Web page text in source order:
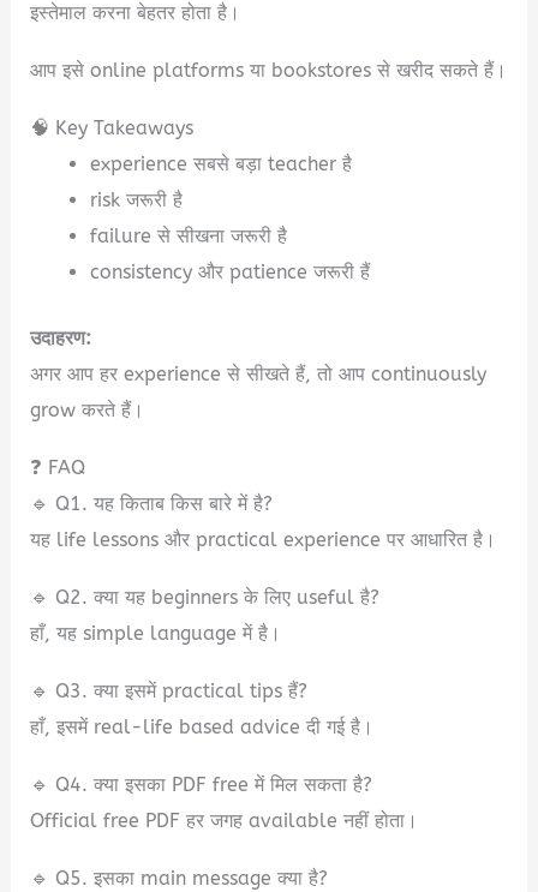
इस्तेमाल करना बेहतर होता है।
आप इसे online platforms या bookstores से खरीद सकते हैं।
🧠 Key Takeaways
experience सबसे बड़ा teacher है
risk जरूरी है
failure से सीखना जरूरी है
consistency और patience जरूरी हैं
उदाहरण:
अगर आप हर experience से सीखते हैं, तो आप continuously
grow करते हैं।
❓ FAQ
🔹 Q1. यह किताब किस बारे में है?
यह life lessons और practical experience पर आधारित है।
🔹 Q2. क्या यह beginners के लिए useful है?
हाँ, यह simple language में है।
🔹 Q3. क्या इसमें practical tips हैं?
हाँ, इसमें real-life based advice दी गई है।
🔹 Q4. क्या इसका PDF free में मिल सकता है?
Official free PDF हर जगह available नहीं होता।
🔹 Q5. इसका main message क्या है?